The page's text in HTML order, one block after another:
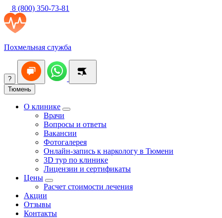
8 (800) 350-73-81
Похмельная служба
?
Тюмень
О клинике
Врачи
Вопросы и ответы
Вакансии
Фотогалерея
Онлайн-запись к наркологу в Тюмени
3D тур по клинике
Лицензии и сертификаты
Цены
Расчет стоимости лечения
Акции
Отзывы
Контакты